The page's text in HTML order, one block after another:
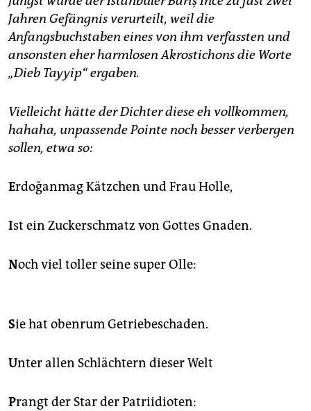
unterstützen
abo
genossenschaft
Jahren Gefängnis verurteilt, weil die
Anfangsbuchstaben eines von ihm verfassten und
ansonsten eher harmlosen Akrostichons die Worte
„Dieb Tayyip“ ergaben.
Vielleicht hätte der Dichter diese eh vollkommen,
hahaha, unpassende Pointe noch besser verbergen
sollen, etwa so:
Erdoğanmag Kätzchen und Frau Holle,
Ist ein Zuckerschmatz von Gottes Gnaden.
Noch viel toller seine super Olle:
Sie hat obenrum Getriebeschaden.
Unter allen Schlächtern dieser Welt
Prangt der Star der Patriidioten: